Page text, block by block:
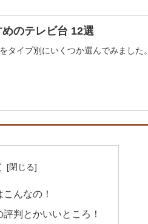
のテレビ台 12選
タイプ別にいくつか選んでみました。
んなの！
判とかいいところ！